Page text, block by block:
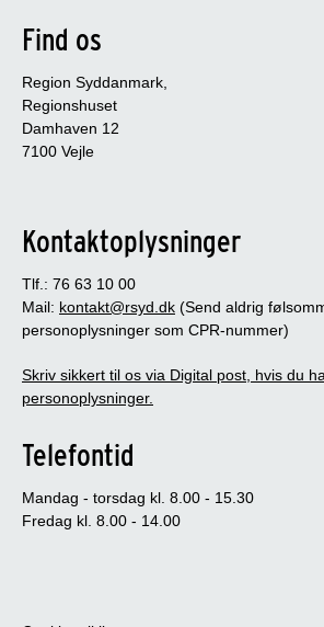
Find os
Region Syddanmark,
Regionshuset
Damhaven 12
7100 Vejle
Kontaktoplysninger
Tlf.: 76 63 10 00
Mail: kontakt@rsyd.dk (Send aldrig
personoplysninger som CPR-nummer)
Skriv sikkert til os via Digital post, hvis du
personoplysninger.
Telefontid
Mandag - torsdag kl. 8.00 - 15.30
Fredag kl. 8.00 - 14.00